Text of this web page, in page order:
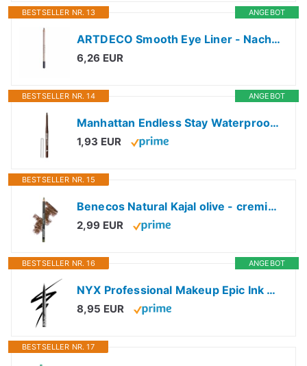
ANGEBOT
BESTSELLER NR. 13
ARTDECO Smooth Eye Liner - Nachhaltiger, farbintensiver Eyeliner für empfindliche Augen - 1 x 1,4 g
6,26 EUR
ANGEBOT
BESTSELLER NR. 14
Manhattan Endless Stay Waterproof Gel Eyeliner – Brauner r mit herausdrehbarer Mine ohne Anspitzen – Farbe Rich Brown 001 – 1 x 2,6g
1,93 EUR
BESTSELLER NR. 15
Benecos Natural Kajal olive - cremiger Eyeliner mit Bio-Jojobaöl - langanhaltender Augenkonturenstift - zertifizierte Naturkosmetik - talkfrei & vegan
2,99 EUR
ANGEBOT
BESTSELLER NR. 16
NYX Professional Makeup Epic Ink Eyeliner, Hochpigmentierter Filzstift, Wasserfest, langanhaltender Kajal, Vegane Formel, Einfache Anwendung mit flexiblem Pinsel, Shade: 01 Black
8,95 EUR
BESTSELLER NR. 17